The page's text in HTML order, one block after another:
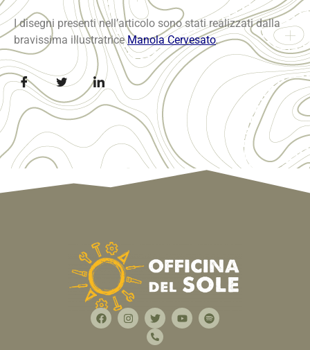
I disegni presenti nell’articolo sono stati realizzati dalla
bravissima illustratriceManola Cervesato.